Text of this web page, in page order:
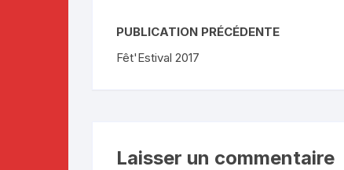
PUBLICATION PRÉCÉDENTE
Fêt'Estival 2017
Laisser un commentaire